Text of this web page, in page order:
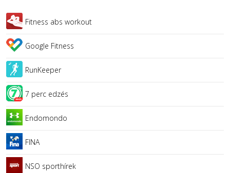
Fitness abs workout
Google Fitness
RunKeeper
7 perc edzés
Endomondo
FINA
NSO sporthírek